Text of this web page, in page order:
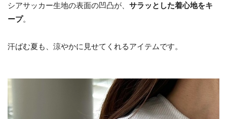
シアサッカー生地の表面の凹凸が、 サラッとした着心地をキ
ープ。
汗ばむ夏も、涼やかに見せてくれるアイテムです。